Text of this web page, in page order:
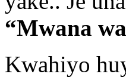
“Mwana
Kwahiyo